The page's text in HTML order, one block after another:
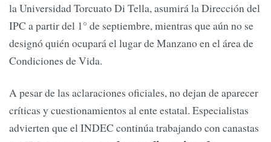
la Universidad Torcuato Di Tella, asumirá la Dirección del
IPC a partir del 1° de septiembre, mientras que aún no se
designó quién ocupará el lugar de Manzano en el área de
Condiciones de Vida.
A pesar de las aclaraciones oficiales, no dejan de aparecer
críticas y cuestionamientos al ente estatal. Especialistas
advierten que el INDEC continúa trabajando con canastas